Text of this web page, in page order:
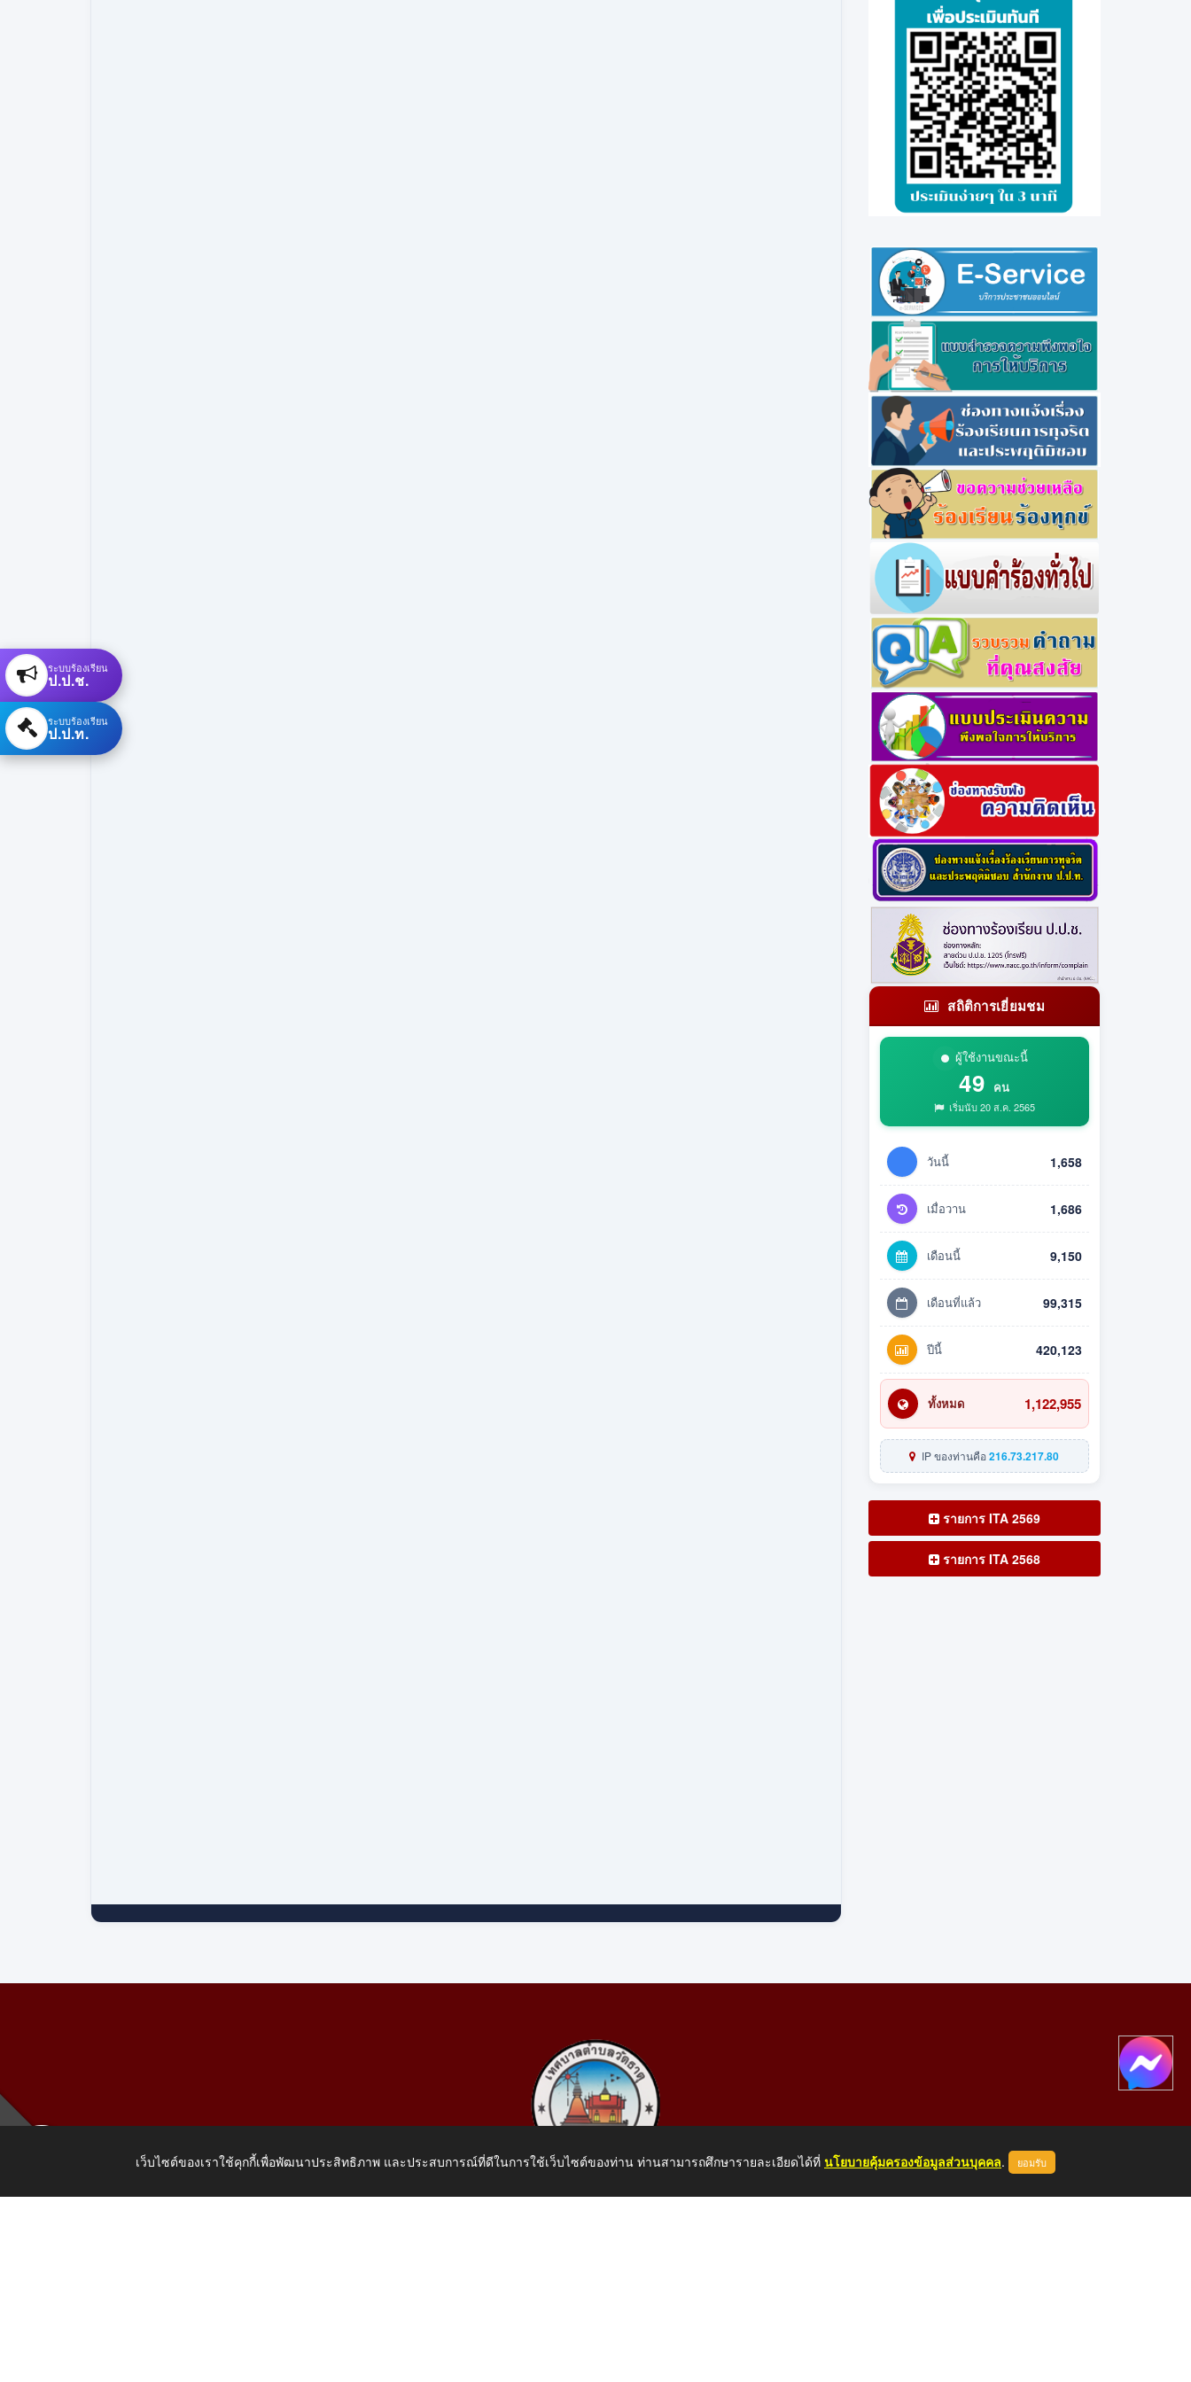
สถิติการเยี่ยมชม
ผู้ใช้งานขณะนี้
49 คน
เริ่มนับ 20 ส.ค. 2565
วันนี้ 1,658
เมื่อวาน 1,686
เดือนนี้ 9,150
เดือนที่แล้ว 99,315
ปีนี้ 420,123
ทั้งหมด 1,122,955
IP ของท่านคือ216.73.217.80
รายการ ITA 2569
รายการ ITA 2568
ระบบร้องเรียน
ป.ป.ช.
ระบบร้องเรียน
ป.ป.ท.
เว็บไซต์ของเราใช้คุกกี้เพื่อพัฒนาประสิทธิภาพ และประสบการณ์ที่ดีในการใช้เว็บไซต์ของท่าน ท่านสามารถศึกษารายละเอียดได้ที่ นโยบายคุ้มครองข้อมูลส่วนบุคคล. ยอมรับ